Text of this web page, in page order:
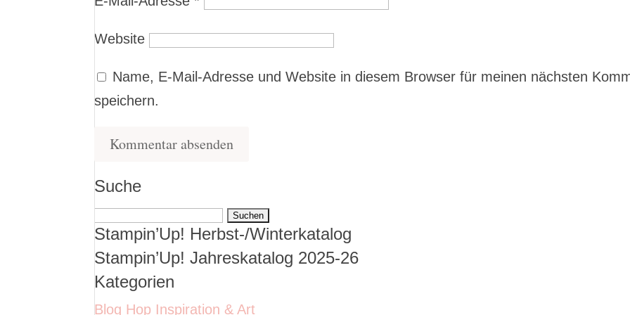
Website
Name, E-Mail-Adresse und Website in diesem Browser für meinen nächsten
speichern.
Suche
Suchen
nach:
Stampin’Up! Herbst-/Winterkatalog
Stampin’Up! Jahreskatalog 2025-26
Kategorien
Blog Hop Inspiration & Art